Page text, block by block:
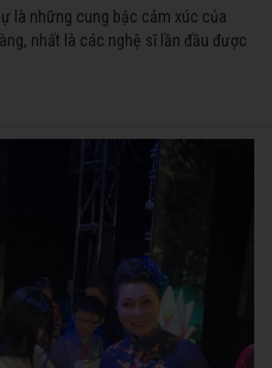
là những cung bậc cảm xúc của
nhất là các nghệ sĩ lần đầu được